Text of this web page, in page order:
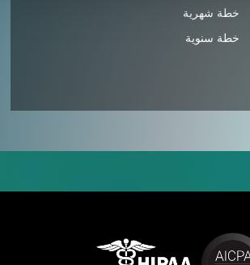
خطة شهرية
خطة سنوية